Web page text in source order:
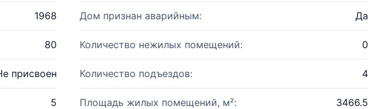
1968 Дом признан аварийным: Да
80 Количество нежилых помещений: 0
присвоен Количество подъездов: 4
5 Площадь жилых помещений, м²: 3466.5